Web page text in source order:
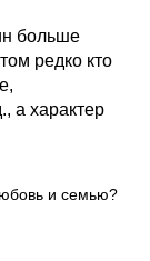
больше
редко кто
а характер
и семью?